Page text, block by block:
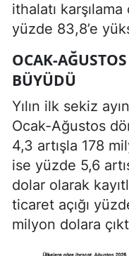
ithalatı
yüzde 83,8’e
OCAK-
BÜYÜDÜ
Yılın ilk sekiz
Ocak-Ağustos
4,3 artışla 178
ise yüzde 5,6
dolar olarak
ticaret açığı
milyon dolara